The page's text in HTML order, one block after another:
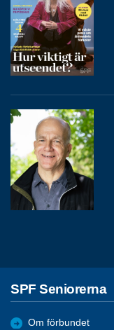
SPF Seniorerna
Om förbundet